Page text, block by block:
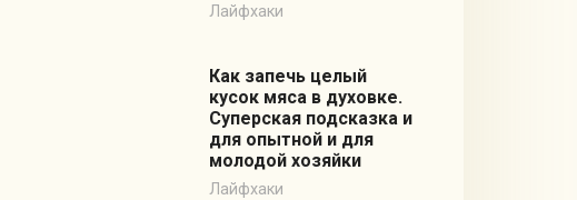
Лайфхаки
Как запечь целый
кусок мяса в духовке.
Суперская подсказка и
для опытной и для
молодой хозяйки
Лайфхаки